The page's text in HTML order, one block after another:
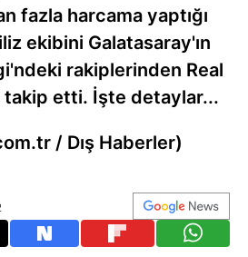
fazla harcama yaptığı
ekibini Galatasaray'ın
rakiplerinden Real
takip etti. İşte detaylar...
/ Dış Haberler)